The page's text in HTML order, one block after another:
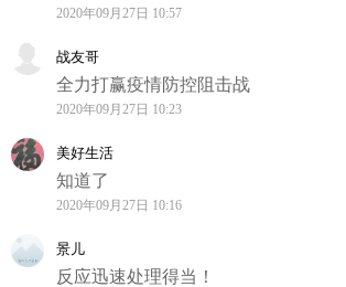
2020年09月27日 10:57
战友哥
全力打赢疫情防控阻击战
2020年09月27日 10:23
美好生活
知道了
2020年09月27日 10:16
景儿
反应迅速处理得当！